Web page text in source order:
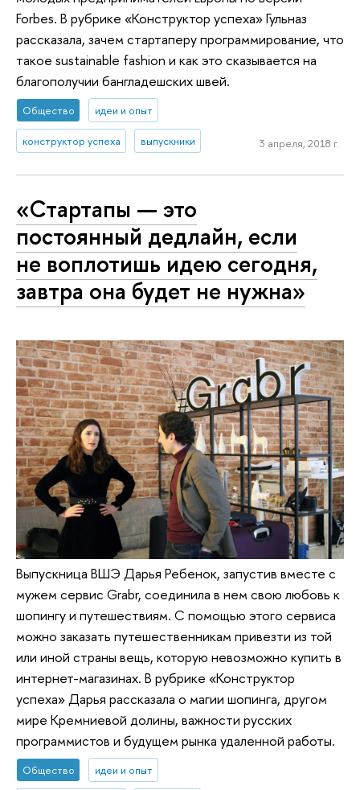
Forbes. В рубрике «Конструктор успеха» Гульназ
рассказала, зачем стартаперу программирование, что
такое sustainable fashion и как это сказывается на
благополучии бангладешских швей.
Общество идеи и опыт
конструктор успеха выпускники 3 апреля, 2018 г.
«Стартапы — это
постоянный дедлайн, если
не воплотишь идею сегодня,
завтра она будет не нужна»
Выпускница ВШЭ Дарья Ребенок, запустив вместе с
мужем сервис Grabr, соединила в нем свою любовь к
шопингу и путешествиям. С помощью этого сервиса
можно заказать путешественникам привезти из той
или иной страны вещь, которую невозможно купить в
интернет-магазинах. В рубрике «Конструктор
успеха» Дарья рассказала о магии шопинга, другом
мире Кремниевой долины, важности русских
программистов и будущем рынка удаленной работы.
Общество идеи и опыт